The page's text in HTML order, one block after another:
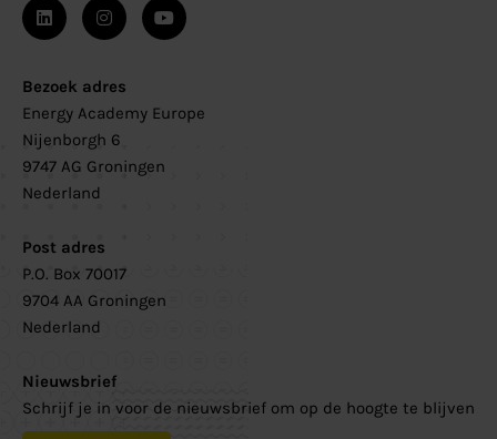
Bezoek adres
Energy Academy Europe
Nijenborgh 6
9747 AG Groningen
Nederland
Post adres
P.O. Box 70017
9704 AA Groningen
Nederland
Nieuwsbrief
Schrijf je in voor de nieuwsbrief om op de hoogte te blijven